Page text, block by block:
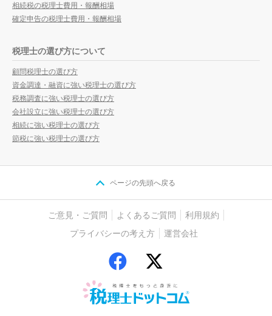
相続税の税理士費用・報酬相場
確定申告の税理士費用・報酬相場
税理士の選び方について
顧問税理士の選び方
資金調達・融資に強い税理士の選び方
税務調査に強い税理士の選び方
会社設立に強い税理士の選び方
相続に強い税理士の選び方
節税に強い税理士の選び方
ページの先頭へ戻る
ご意見・ご質問 よくあるご質問
利用規約
プライバシーの考え方
運営会社